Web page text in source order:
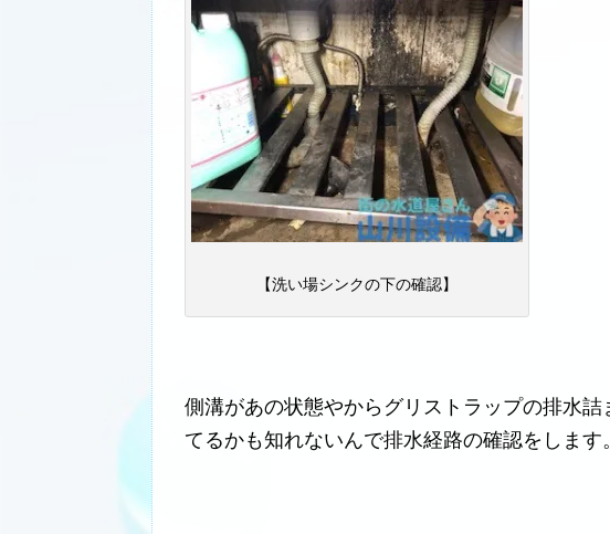
【洗い場シンクの下の確認】
側溝があの状態やからグリストラップの排水
てるかも知れないんで排水経路の確認をします。